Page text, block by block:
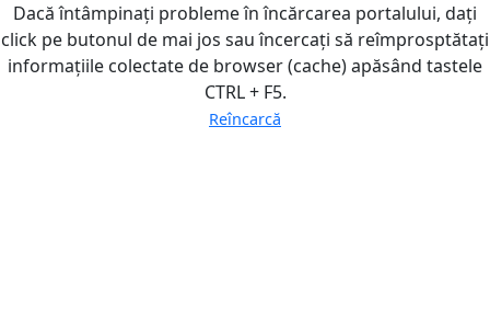
Dacă întâmpinați probleme în încărcarea portalului, dați
click pe butonul de mai jos sau încercați să reîmprosptătați
informațiile colectate de browser (cache) apăsând tastele
CTRL + F5.
Reîncarcă